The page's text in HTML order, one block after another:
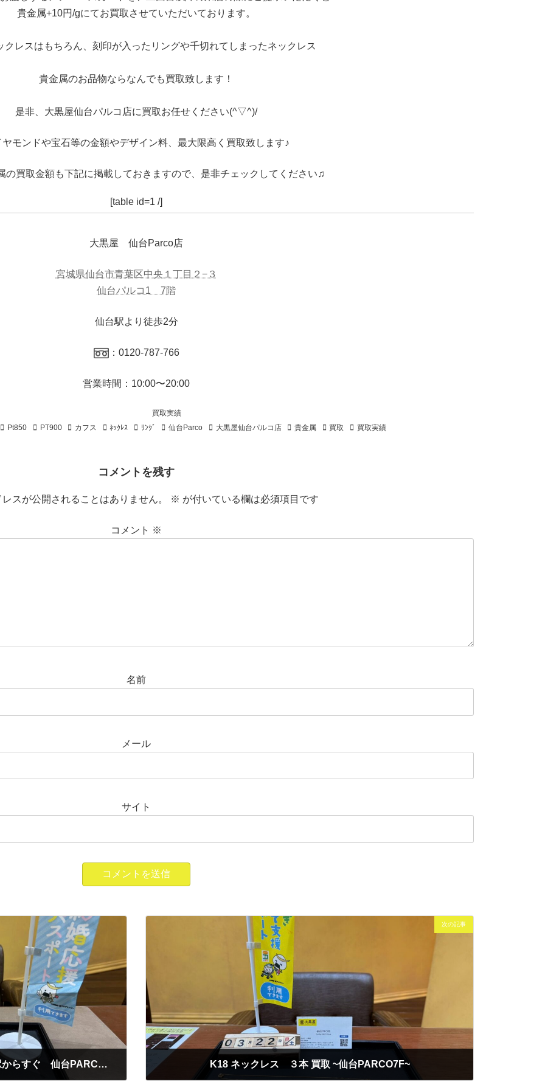
貴金属+10円/gにてお買取させていただいております。
クレスはもちろん、刻印が入ったリングや千切れてしまったネックレス
貴金属のお品物ならなんでも買取致します！
是非、大黒屋仙台パルコ店に買取お任せください(^▽^)/
ヤモンドや宝石等の金額やデザイン料、最大限高く買取致します♪
の買取金額も下記に掲載しておきますので、是非チェックしてください♫
[table id=1 /]
大黒屋 仙台Parco店
宮城県仙台市青葉区中央１丁目２−３
仙台パルコ1 7階
仙台駅より徒歩2分
：0120-787-766
営業時間：10:00〜20:00
買取実績
Pt850 PT900 カフス ﾈｯｸﾚｽ ﾘﾝｸﾞ 仙台Parco 大黒屋仙台パルコ店 貴金属 買取 買取実績
コメントを残す
レスが公開されることはありません。 ※ が付いている欄は必須項目です
コメント ※
名前
メール
サイト
PT950 リング ヨドバシ商品券 買取 ~仙台駅からすぐ 仙台PARCO7F～
次の記事
K18 ネックレス ３本 買取 ~仙台PARCO7F~